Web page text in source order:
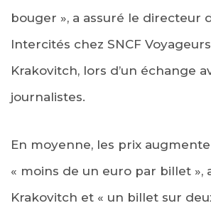
bouger », a assuré le directeur
Intercités chez SNCF
Krakovitch, lors d’un échange
journalistes.
En moyenne, les prix
« moins de un euro par billet »,
Krakovitch et « un billet sur